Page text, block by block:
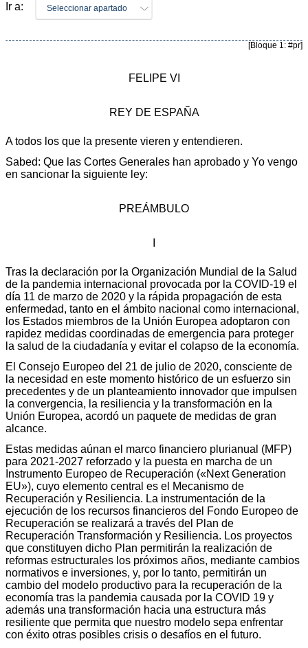
Ir a: Seleccionar apartado
[Bloque 1: #pr]
FELIPE VI
REY DE ESPAÑA
A todos los que la presente vieren y entendieren.
Sabed: Que las Cortes Generales han aprobado y Yo vengo
en sancionar la siguiente ley:
PREÁMBULO
Tras la declaración por la Organización Mundial de la Salud
de la pandemia internacional provocada por la COVID-19 el
día 11 de marzo de 2020 y la rápida propagación de esta
enfermedad, tanto en el ámbito nacional como internacional,
los Estados miembros de la Unión Europea adoptaron con
rapidez medidas coordinadas de emergencia para proteger
la salud de la ciudadanía y evitar el colapso de la economía.
El Consejo Europeo del 21 de julio de 2020, consciente de
la necesidad en este momento histórico de un esfuerzo sin
precedentes y de un planteamiento innovador que impulsen
la convergencia, la resiliencia y la transformación en la
Unión Europea, acordó un paquete de medidas de gran
alcance.
Estas medidas aúnan el marco financiero plurianual (MFP)
para 2021-2027 reforzado y la puesta en marcha de un
Instrumento Europeo de Recuperación («Next Generation
EU»), cuyo elemento central es el Mecanismo de
Recuperación y Resiliencia. La instrumentación de la
ejecución de los recursos financieros del Fondo Europeo de
Recuperación se realizará a través del Plan de
Recuperación Transformación y Resiliencia. Los proyectos
que constituyen dicho Plan permitirán la realización de
reformas estructurales los próximos años, mediante cambios
normativos e inversiones, y, por lo tanto, permitirán un
cambio del modelo productivo para la recuperación de la
economía tras la pandemia causada por la COVID 19 y
además una transformación hacia una estructura más
resiliente que permita que nuestro modelo sepa enfrentar
con éxito otras posibles crisis o desafíos en el futuro.